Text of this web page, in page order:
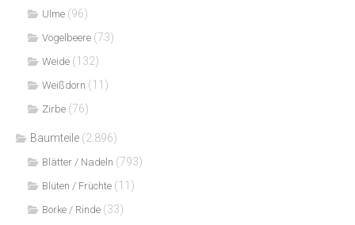
Ulme (96)
Vogelbeere (73)
Weide (132)
Weißdorn (11)
Zirbe (76)
Baumteile (2.896)
Blätter / Nadeln (793)
Blüten / Früchte (11)
Borke / Rinde (33)